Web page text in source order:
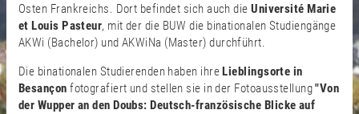
Osten Frankreichs. Dort befindet sich auch dieUniversité Marie
et Louis Pasteur, mit der die BUW die binationalen Studiengänge
AKWi (Bachelor) und AKWiNa (Master) durchführt.
Die binationalen Studierenden haben ihreLieblingsorte in
Besançon fotografiert und stellen sie in der Fotoausstellung"Von
der Wupper an den Doubs: Deutsch-französische Blicke auf